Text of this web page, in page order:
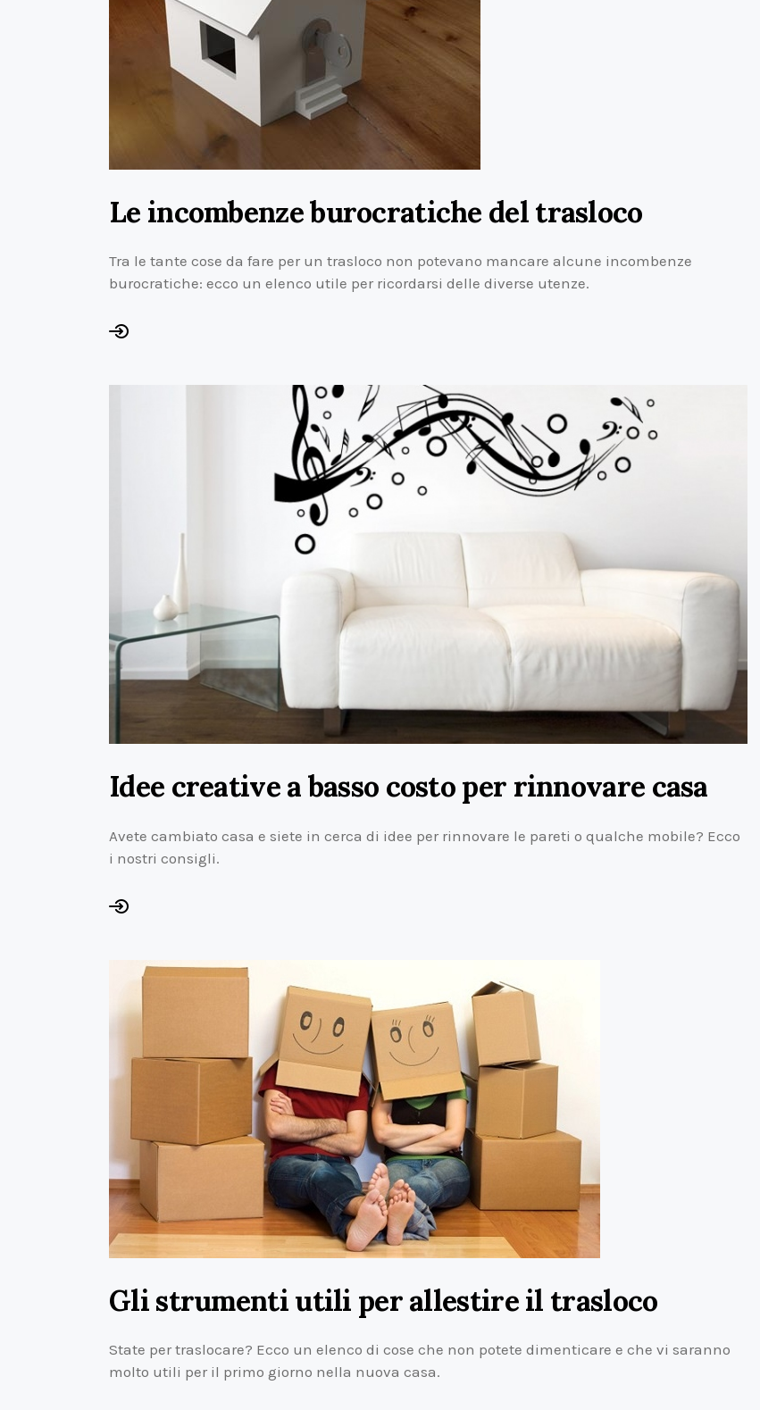
Le incombenze burocratiche del trasloco
Tra le tante cose da fare per un trasloco non potevano mancare alcune incombenze
burocratiche: ecco un elenco utile per ricordarsi delle diverse utenze.
Idee creative a basso costo per rinnovare casa
Avete cambiato casa e siete in cerca di idee per rinnovare le pareti o qualche mobile? Ecco
i nostri consigli.
Gli strumenti utili per allestire il trasloco
State per traslocare? Ecco un elenco di cose che non potete dimenticare e che vi saranno
molto utili per il primo giorno nella nuova casa.